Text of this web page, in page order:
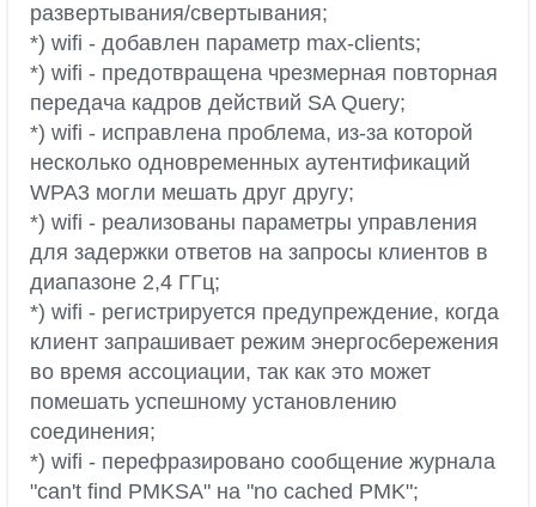
развертывания/свертывания;
*) wifi - добавлен параметр max-clients;
*) wifi - предотвращена чрезмерная повторная
передача кадров действий SA Query;
*) wifi - исправлена проблема, из-за которой
несколько одновременных аутентификаций
WPA3 могли мешать друг другу;
*) wifi - реализованы параметры управления
для задержки ответов на запросы клиентов в
диапазоне 2,4 ГГц;
*) wifi - регистрируется предупреждение, когда
клиент запрашивает режим энергосбережения
во время ассоциации, так как это может
помешать успешному установлению
соединения;
*) wifi - перефразировано сообщение журнала
"can't find PMKSA" на "no cached PMK";